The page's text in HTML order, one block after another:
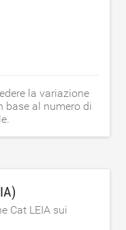
la variazione
base al numero di
Cat LEIA sui